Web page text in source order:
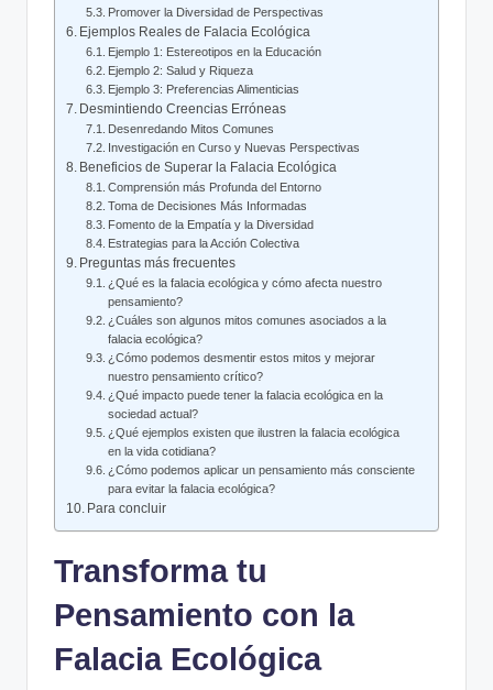
Promover la Diversidad de Perspectivas
Ejemplos Reales de Falacia Ecológica
Ejemplo 1: Estereotipos en la Educación
Ejemplo 2: Salud y Riqueza
Ejemplo 3: Preferencias Alimenticias
Desmintiendo Creencias Erróneas
Desenredando Mitos Comunes
Investigación en Curso y Nuevas Perspectivas
Beneficios de Superar la Falacia Ecológica
Comprensión más Profunda del Entorno
Toma de Decisiones Más Informadas
Fomento de la Empatía y la Diversidad
Estrategias para la Acción Colectiva
Preguntas más frecuentes
¿Qué es la falacia ecológica y cómo afecta nuestro
pensamiento?
¿Cuáles son algunos mitos comunes asociados a la
falacia ecológica?
¿Cómo podemos desmentir estos mitos y mejorar
nuestro pensamiento crítico?
¿Qué impacto puede tener la falacia ecológica en la
sociedad actual?
¿Qué ejemplos existen que ilustren la falacia ecológica
en la vida cotidiana?
¿Cómo podemos aplicar un pensamiento más consciente
para evitar la falacia ecológica?
Para concluir
Transforma tu
Pensamiento con la
Falacia Ecológica